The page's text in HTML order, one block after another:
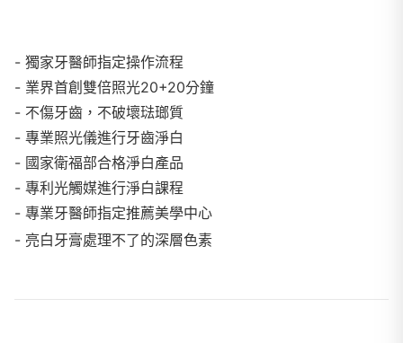
- 獨家牙醫師指定操作流程
- 業界首創雙倍照光20+20分鐘
- 不傷牙齒，不破壞琺瑯質
- 專業照光儀進行牙齒淨白
- 國家衛福部合格淨白產品
- 專利光觸媒進行淨白課程
- 專業牙醫師指定推薦美學中心
- 亮白牙膏處理不了的深層色素